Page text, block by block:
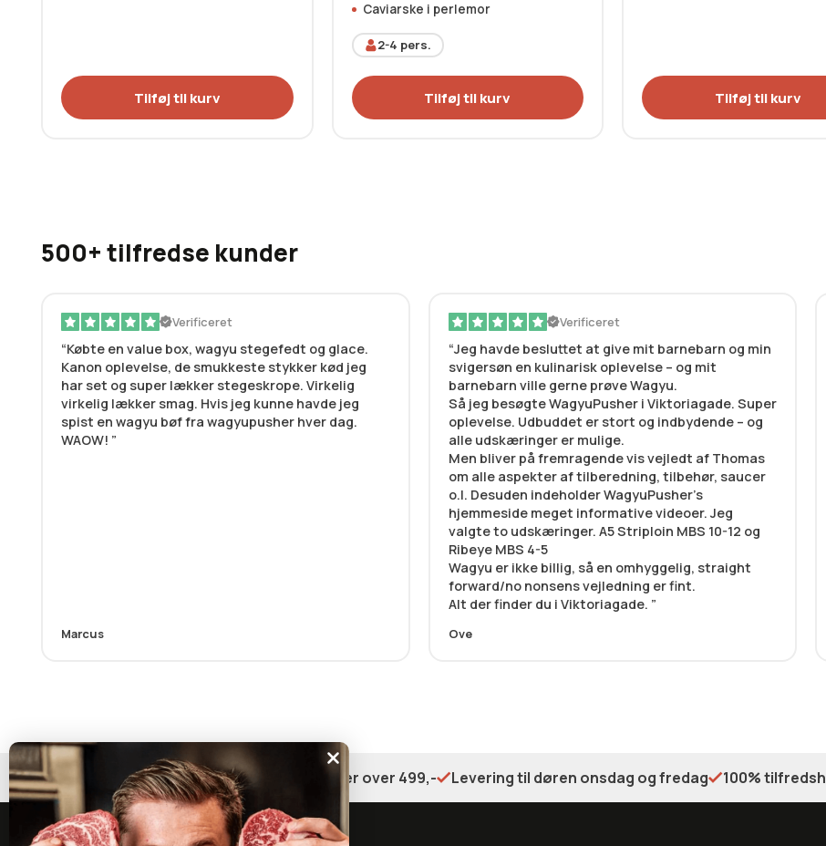
Tilføj til kurv
Caviarske i perlemor
2-4 pers.
Tilføj til kurv Tilføj til kurv
500+ tilfredse kunder
Verificeret
Købte en value box, wagyu stegefedt og glace.
Kanon oplevelse, de smukkeste stykker kød jeg
har set og super lækker stegeskrope. Virkelig
virkelig lækker smag. Hvis jeg kunne havde jeg
spist en wagyu bøf fra wagyupusher hver dag.
WAOW!
Marcus
Verificeret
Jeg havde besluttet at give mit barnebarn og min
svigersøn en kulinarisk oplevelse – og mit
barnebarn ville gerne prøve Wagyu.
Så jeg besøgte WagyuPusher i Viktoriagade. Super
oplevelse. Udbuddet er stort og indbydende – og
alle udskæringer er mulige.
Men bliver på fremragende vis vejledt af Thomas
om alle aspekter af tilberedning, tilbehør, saucer
o.l. Desuden indeholder WagyuPusher’s
hjemmeside meget informative videoer. Jeg
valgte to udskæringer. A5 Striploin MBS 10-12 og
Ribeye MBS 4-5
Wagyu er ikke billig, så en omhyggelig, straight
forward/no nonsens vejledning er fint.
Alt der finder du i Viktoriagade.
Ove
Gratis fragt på ordrer over 499,- Levering til døren onsdag og fredag 100%